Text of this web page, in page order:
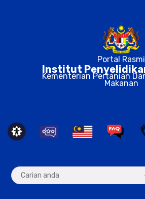
Portal Rasmi
Institut
Kementerian Pertanian
Makanan